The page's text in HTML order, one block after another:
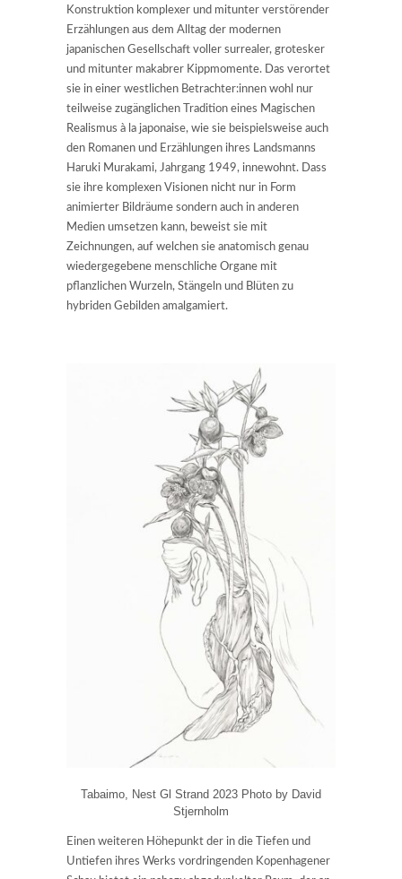
Konstruktion komplexer und mitunter verstörender
Erzählungen aus dem Alltag der modernen
japanischen Gesellschaft voller surrealer, grotesker
und mitunter makabrer Kippmomente. Das verortet
sie in einer westlichen Betrachter:innen wohl nur
teilweise zugänglichen Tradition eines Magischen
Realismus à la japonaise, wie sie beispielsweise auch
den Romanen und Erzählungen ihres Landsmanns
Haruki Murakami, Jahrgang 1949, innewohnt. Dass
sie ihre komplexen Visionen nicht nur in Form
animierter Bildräume sondern auch in anderen
Medien umsetzen kann, beweist sie mit
Zeichnungen, auf welchen sie anatomisch genau
wiedergegebene menschliche Organe mit
pflanzlichen Wurzeln, Stängeln und Blüten zu
hybriden Gebilden amalgamiert.
Tabaimo, Nest Gl Strand 2023 Photo by David
Stjernholm
Einen weiteren Höhepunkt der in die Tiefen und
Untiefen ihres Werks vordringenden Kopenhagener